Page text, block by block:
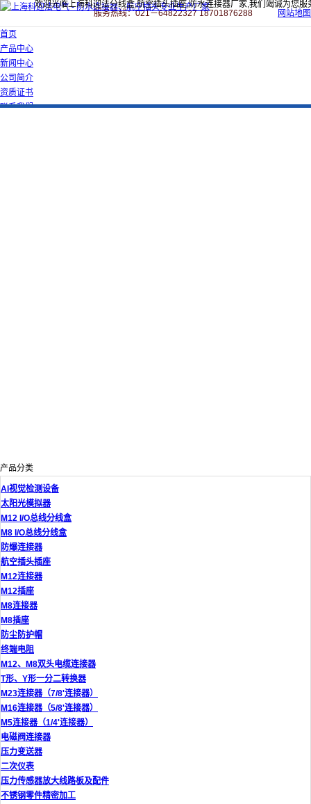
欢迎光临上海科迎法分线盒,航空插头插座,防水连接器厂家,我们竭诚为您服
服务热线：021－64822327 18701876288
网站地图
首页
产品中心
新闻中心
公司简介
资质证书
联系我们
产品分类
AI视觉检测设备
太阳光模拟器
M12 I/O总线分线盒
M8 I/O总线分线盒
防爆连接器
航空插头插座
M12连接器
M12插座
M8连接器
M8插座
防尘防护帽
终端电阻
M12、M8双头电缆连接器
T形、Y形一分二转换器
M23连接器（7/8'连接器）
M16连接器（5/8'连接器）
M5连接器（1/4'连接器）
电磁阀连接器
压力变送器
二次仪表
压力传感器放大线路板及配件
不锈钢零件精密加工